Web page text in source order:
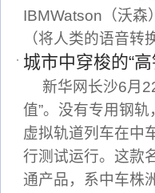
IBMWatson（沃森
（将人类的语音转
城市中穿梭的“
新华网长沙6月
值”。没有专用钢
虚拟轨道列车在中
行测试运行。这款
通产品，系中车株